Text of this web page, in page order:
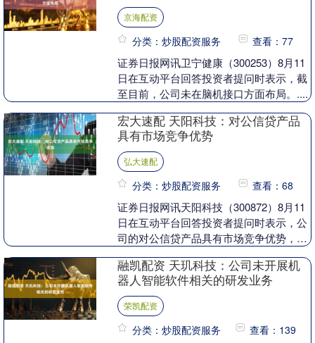
京海配资
分类：炒股配资服务 查看：77
证券日报网讯卫宁健康（300253）8月11
日在互动平台回答投资者提问时表示，截
至目前，公司未在脑机接口方面布局。....
宏大速配 天阳科技：对公信贷产品
具有市场竞争优势
弘大速配
分类：炒股配资服务 查看：68
证券日报网讯天阳科技（300872）8月11
日在互动平台回答投资者提问时表示，公
司的对公信贷产品具有市场竞争优势，绿
最新的政....
融凯配资 天玑科技：公司未开展机
器人智能软件相关的研发业务
荣凯配资
分类：炒股配资服务 查看：139